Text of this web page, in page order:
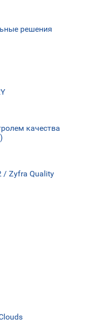
решения
качества
/ Zyfra Quality